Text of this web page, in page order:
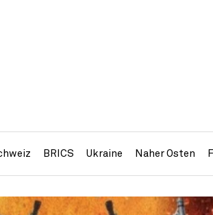
BRICS Ukraine Naher Osten